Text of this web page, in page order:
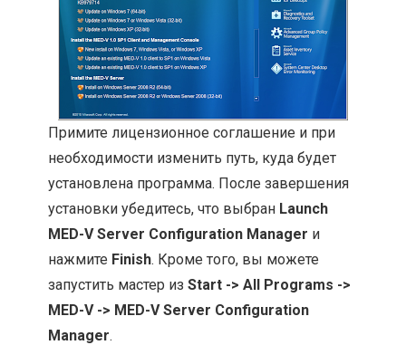
Примите лицензионное соглашение и при
необходимости изменить путь, куда будет
установлена программа. После завершения
установки убедитесь, что выбран Launch
MED-V Server Configuration Manager и
нажмите Finish. Кроме того, вы можете
запустить мастер изStart -> All Programs ->
MED-V -> MED-V Server Configuration
Manager.